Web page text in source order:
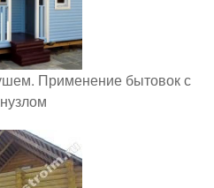
Применение бытовок с